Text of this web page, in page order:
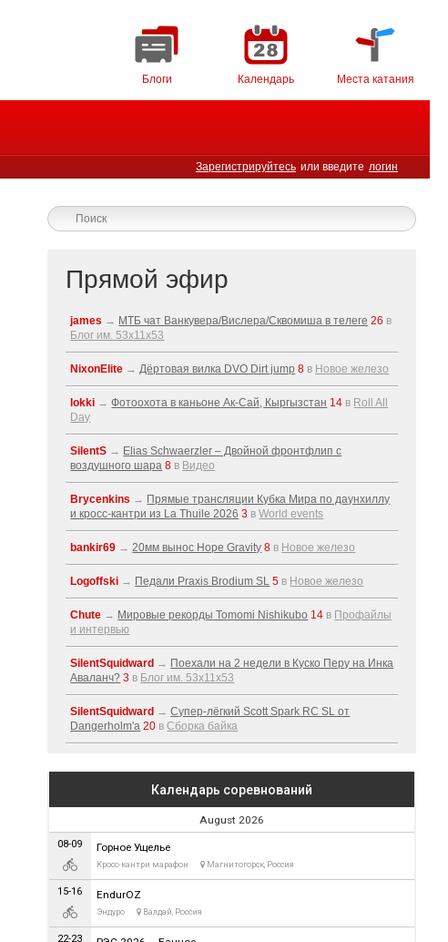
Блоги Календарь Места катания
Зарегистрируйтесь или введите логин
Прямой эфир
james → МТБ чат Ванкувера/Вислера/Сквомиша в телеге 26 в
Блог им. 53x11x53
NixonElite →Дёртовая вилка DVO Dirt jump 8 в Новое железо
lokki →Фотоохота в каньоне Ак-Cай, Кыргызстан 14 в Roll All
Day
SilentS → Elias Schwaerzler – Двойной фронтфлип с
воздушного шара 8 в Видео
Brycenkins → Прямые трансляции Кубка Мира по даунхиллу
и кросс-кантри из La Thuile 2026 3 вWorld events
bankir69 →20мм вынос Hope Gravity 8 в Новое железо
Logoffski → Педали Praxis Brodium SL 5 в Новое железо
Chute → Мировые рекорды Tomomi Nishikubo 14 в Профайлы
и интервью
SilentSquidward → Поехали на 2 недели в Куско Перу на Инка
Аваланч? 3 в Блог им. 53x11x53
SilentSquidward →Супер-лёгкий Scott Spark RC SL от
Dangerholm'a 20 вСборка байка